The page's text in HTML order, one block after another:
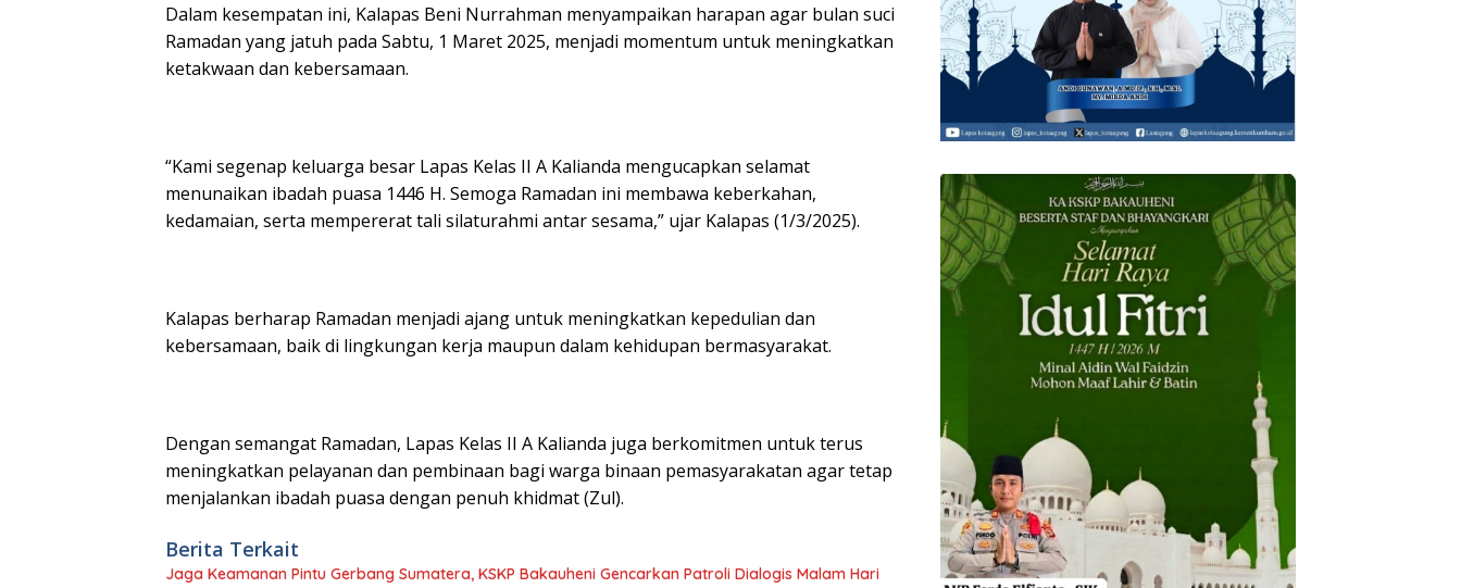
Dalam kesempatan ini, Kalapas Beni Nurrahman menyampaikan harapan agar bulan suci
Ramadan yang jatuh pada Sabtu, 1 Maret 2025, menjadi momentum untuk meningkatkan
ketakwaan dan kebersamaan.
“Kami segenap keluarga besar Lapas Kelas II A Kalianda mengucapkan selamat
menunaikan ibadah puasa 1446 H. Semoga Ramadan ini membawa keberkahan,
kedamaian, serta mempererat tali silaturahmi antar sesama,” ujar Kalapas (1/3/2025).
Kalapas berharap Ramadan menjadi ajang untuk meningkatkan kepedulian dan
kebersamaan, baik di lingkungan kerja maupun dalam kehidupan bermasyarakat.
Dengan semangat Ramadan, Lapas Kelas II A Kalianda juga berkomitmen untuk terus
meningkatkan pelayanan dan pembinaan bagi warga binaan pemasyarakatan agar tetap
menjalankan ibadah puasa dengan penuh khidmat (Zul).
Berita Terkait
Jaga Keamanan Pintu Gerbang Sumatera, KSKP Bakauheni Gencarkan Patroli Dialogis Malam Hari